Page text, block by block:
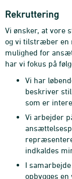
Rekruttering
Vi ønsker, at vore
og vi tilstræber en
mulighed for
har vi fokus på
Vi har
beskriver
som er
Vi arbejder
indkaldes
I
opbygges